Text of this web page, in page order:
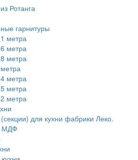
Ротанга
гарнитуры
метра
метра
метра
метра
метра
метра
для кухни фабрики Леко.
МДФ